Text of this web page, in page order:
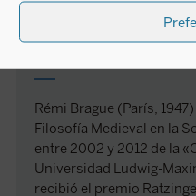
Rémi Brague (París,
Filosofía Medieval en la
entre 2002 y 2012 de la
Universidad Ludwig-
recibió el premio